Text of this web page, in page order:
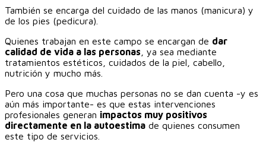
También se encarga del cuidado de las manos (manicura) y
de los pies (pedicura).
Quienes trabajan en este campo se encargan de dar
calidad de vida a las personas , ya sea mediante
tratamientos estéticos, cuidados de la piel, cabello,
nutrición y mucho más.‎
Pero una cosa que muchas personas no se dan cuenta -y es
aún más importante- es que estas intervenciones
profesionales generan impactos muy positivos
directamente en la autoestima de quienes consumen
este tipo de servicios.